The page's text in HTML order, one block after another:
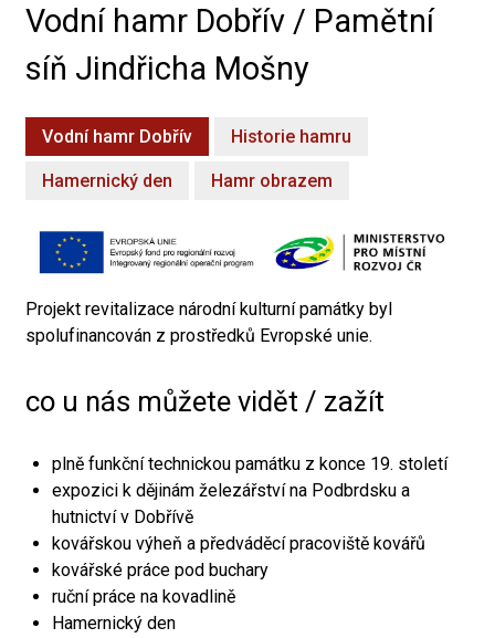
Vodní hamr Dobřív / Pamětní
síň Jindřicha Mošny
Vodní hamr Dobřív Historie hamru
Hamernický den Hamr obrazem
Projekt revitalizace národní kulturní památky byl
spolufinancován z prostředků Evropské unie.
co u nás můžete vidět / zažít
plně funkční technickou památku z konce 19. století
expozici k dějinám železářství na Podbrdsku a
hutnictví v Dobřívě
kovářskou výheň a předváděcí pracoviště kovářů
kovářské práce pod buchary
ruční práce na kovadlině
Hamernický den